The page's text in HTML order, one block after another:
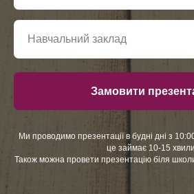
Замовити
Ми проводимо презентації в будні дні з
це займає 10-15
Також можна провети презентацію біля